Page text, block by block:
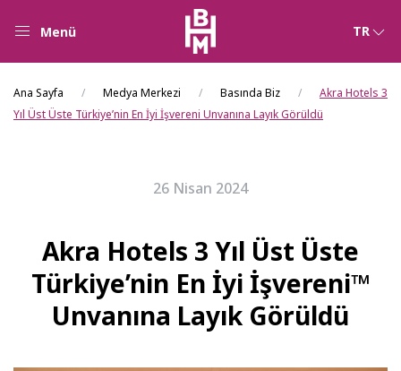
Menü TR
Ana Sayfa Medya Merkezi Basında Biz
Akra Hotels 3
Yıl Üst Üste Türkiye’nin En İyi İşvereni Unvanına Layık Görüldü
26 Nisan 2024
Akra Hotels 3 Yıl Üst Üste
Türkiye’nin En İyi İşvereni™
Unvanına Layık Görüldü